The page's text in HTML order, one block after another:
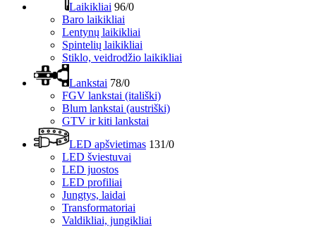
Laikikliai 96/0
Baro laikikliai
Lentynų laikikliai
Spintelių laikikliai
Stiklo, veidrodžio laikikliai
Lankstai 78/0
FGV lankstai (itališki)
Blum lankstai (austriški)
GTV ir kiti lankstai
LED apšvietimas 131/0
LED šviestuvai
LED juostos
LED profiliai
Jungtys, laidai
Transformatoriai
Valdikliai, jungikliai